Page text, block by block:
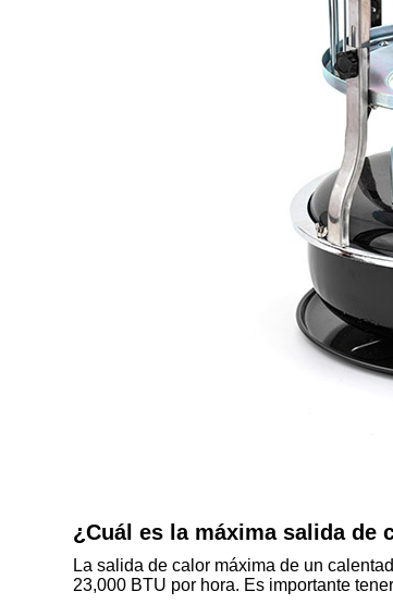
¿Cuál es la máxima salida de
La salida de calor máxima de un
23,000 BTU por hora. Es importante